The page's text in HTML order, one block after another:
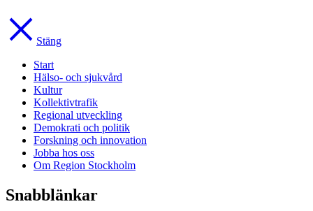
Stäng
Start
Hälso- och sjukvård
Kultur
Kollektivtrafik
Regional utveckling
Demokrati och politik
Forskning och innovation
Jobba hos oss
Om Region Stockholm
Snabblänkar